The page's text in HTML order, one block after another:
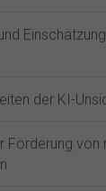
der KI-
Förderung von